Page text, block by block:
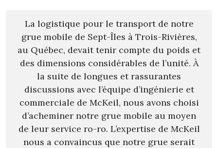
La logistique pour le transport de notre
grue mobile de Sept-Îles à Trois-Rivières,
au Québec, devait tenir compte du poids et
des dimensions considérables de l’unité. À
la suite de longues et rassurantes
discussions avec l’équipe d’ingénierie et
commerciale de McKeil, nous avons choisi
d’acheminer notre grue mobile au moyen
de leur service ro-ro. L’expertise de McKeil
nous a convaincus que notre grue serait